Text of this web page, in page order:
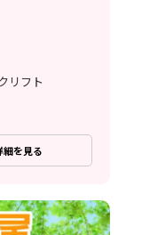
リフト
細を見る